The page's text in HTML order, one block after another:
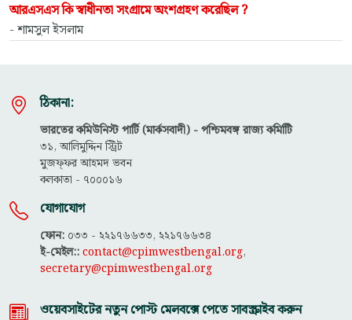
আরএসএস কি স্বাধীনতা সংগ্রামে অংশগ্রহণ করেছিল ?
- শামসুল ইসলাম
ঠিকানা:
ভারতের কমিউনিস্ট পার্টি (মার্কসবাদী) - পশ্চিমবঙ্গ রাজ্য কমিটিি
৩১, আলিমুদ্দিন স্ট্রিট
মুজফ্ফ‌র আহমদ ভবন
কলকাতা - ৭০০০১৬
যোগাযোগ
ফোন: ০৩৩ - ২২১৭৬৬৩৩, ২২১৭৬৬৩৪
ই-মেইল::contact@cpimwestbengal.org,
secretary@cpimwestbengal.org
ওয়েবসাইটের নতুন পোস্ট মেলবক্সে পেতে সাবস্ক্রাইব করুন